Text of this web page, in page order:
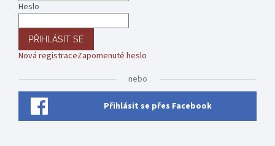
Heslo
PŘIHLÁSIT SE
Nová registraceZapomenuté heslo
nebo
Přihlásit se přes Facebook